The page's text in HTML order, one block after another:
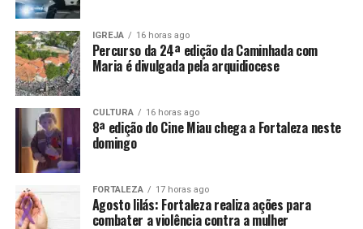
IGREJA 16 horas ago
Percurso da 24ª edição da Caminhada com
Maria é divulgada pela arquidiocese
CULTURA 16 horas ago
8ª edição do Cine Miau chega a Fortaleza neste
domingo
FORTALEZA 17 horas ago
Agosto lilás: Fortaleza realiza ações para
combater a violência contra a mulher